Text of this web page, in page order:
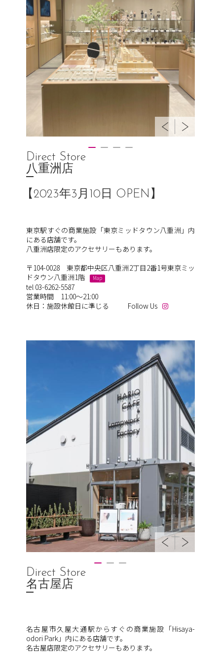
Direct Store
八重洲店
【2023年3月10日 OPEN】
東京駅すぐの商業施設「東京ミッドタウン八重洲」内
にある店舗です。
八重洲店限定のアクセサリーもあります。
〒104-0028 東京都中央区八重洲2丁目2番1号東京ミッ
ドタウン八重洲1階
Map
tel 03-6262-5587
営業時間 11:00～21:00
休日：施設休館日に準じる
Follow Us
Direct Store
名古屋店
名古屋市久屋大通駅からすぐの商業施設「Hisaya-
odori Park」内にある店舗です。
名古屋店限定のアクセサリーもあります。